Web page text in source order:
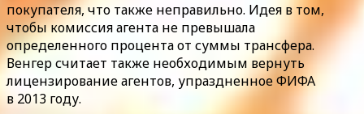
покупателя, что также неправильно. Идея в том,
чтобы комиссия агента не превышала
определенного процента от суммы трансфера.
Венгер считает также необходимым вернуть
лицензирование агентов, упраздненное ФИФА
в 2013 году.